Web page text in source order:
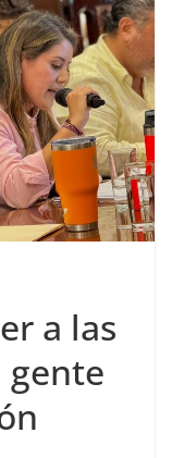
a las
gente